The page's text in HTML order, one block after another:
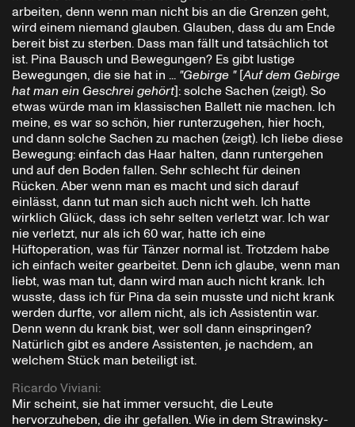
arbeiten, denn wenn man nicht bis an die Grenzen geht,
wird einem niemand glauben. Glauben, dass du am Ende
bereit bist zu sterben. Dass man fällt und tatsächlich tot
ist. Pina Bausch und Bewegungen? Es gibt lustige
Bewegungen, die sie hat in ... "Gebirge "[Auf dem Gebirge
hat man ein Geschrei gehört]: solche Sachen (zeigt). So
etwas würde man im klassischen Ballett nie machen. Ich
meine, es war so schön, hier runterzugehen, hier hoch,
und dann solche Sachen zu machen (zeigt). Ich liebe diese
Bewegung: einfach das Haar halten, dann runtergehen
und auf den Boden fallen. Sehr schlecht für deinen
Rücken. Aber wenn man es macht und sich darauf
einlässt, dann tut man sich auch nicht weh. Ich hatte
wirklich Glück, dass ich sehr selten verletzt war. Ich war
nie verletzt, nur als ich 60 war, hatte ich eine
Hüftoperation, was für Tänzer normal ist. Trotzdem habe
ich einfach weiter gearbeitet. Denn ich glaube, wenn man
liebt, was man tut, dann wird man auch nicht krank. Ich
wusste, dass ich für Pina da sein musste und nicht krank
werden durfte, vor allem nicht, als ich Assistentin war.
Denn wenn du krank bist, wer soll dann einspringen?
Natürlich gibt es andere Assistenten, je nachdem, an
welchem Stück man beteiligt ist.
Ricardo Viviani:
Mir scheint, sie hat immer versucht, die Leute
hervorzuheben, die ihr gefallen. Wie in dem Strawinsky-